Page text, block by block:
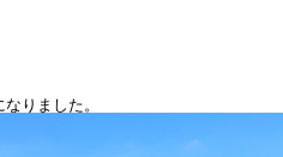
りました。